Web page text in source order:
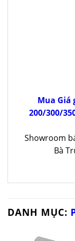
Mua Giá
200/300/
Showroom
Bà
DANH MỤC: